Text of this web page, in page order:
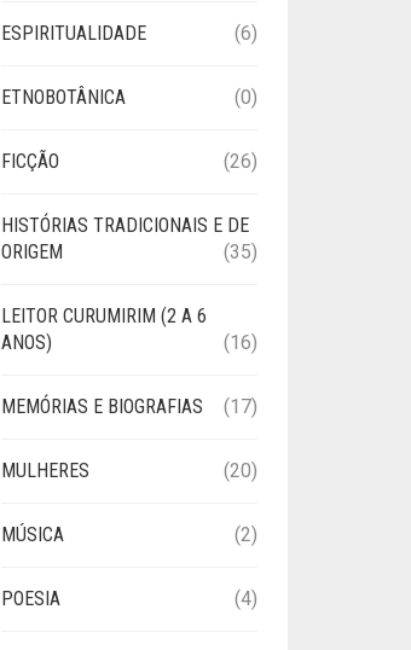
ESPIRITUALIDADE (6)
ETNOBOTÂNICA (0)
FICÇÃO (26)
HISTÓRIAS TRADICIONAIS E DE
ORIGEM
(35)
LEITOR CURUMIRIM (2 A 6
ANOS)
(16)
MEMÓRIAS E BIOGRAFIAS (17)
MULHERES (20)
MÚSICA (2)
POESIA (4)